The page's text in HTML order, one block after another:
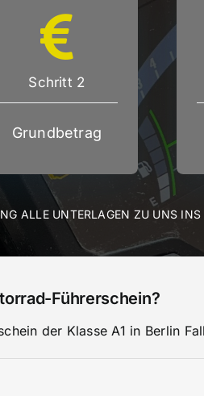
Schritt 2
Grundbetrag
ALLE UNTERLAGEN ZU UNS
Führerschein?
der Klasse A1 in Berlin